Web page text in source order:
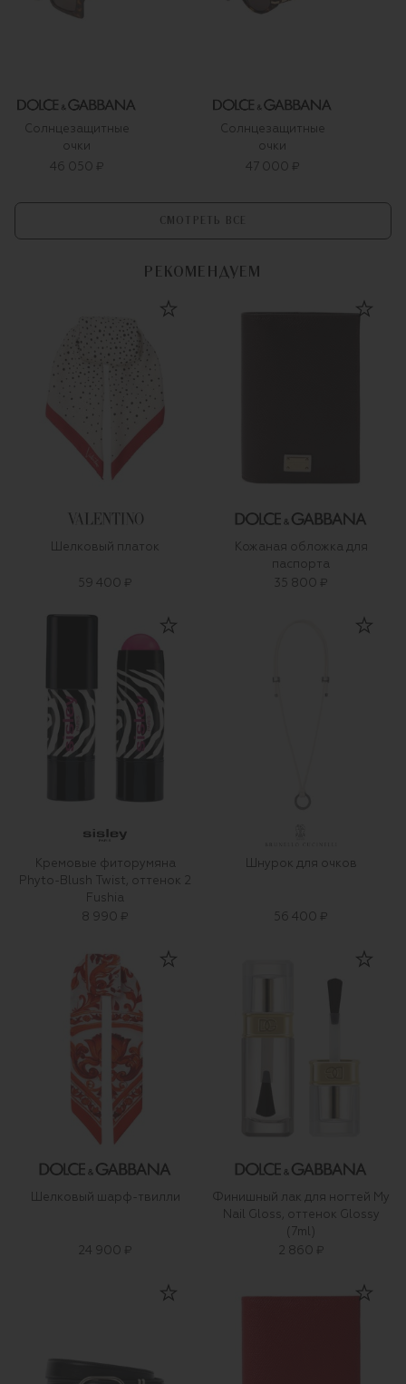
Солнцезащитные
очки
46 050 ₽
Солнцезащитные
очки
47 000 ₽
СМОТРЕТЬ ВСЕ
РЕКОМЕНДУЕМ
Шелковый платок
59 400 ₽
Кожаная обложка для
паспорта
35 800 ₽
Кремовые фиторумяна
Phyto-Blush Twist, оттенок 2
Fushia
8 990 ₽
Шнурок для очков
56 400 ₽
Шелковый шарф-твилли
24 900 ₽
Финишный лак для ногтей My
Nail Gloss, оттенок Glossy
(7ml)
2 860 ₽